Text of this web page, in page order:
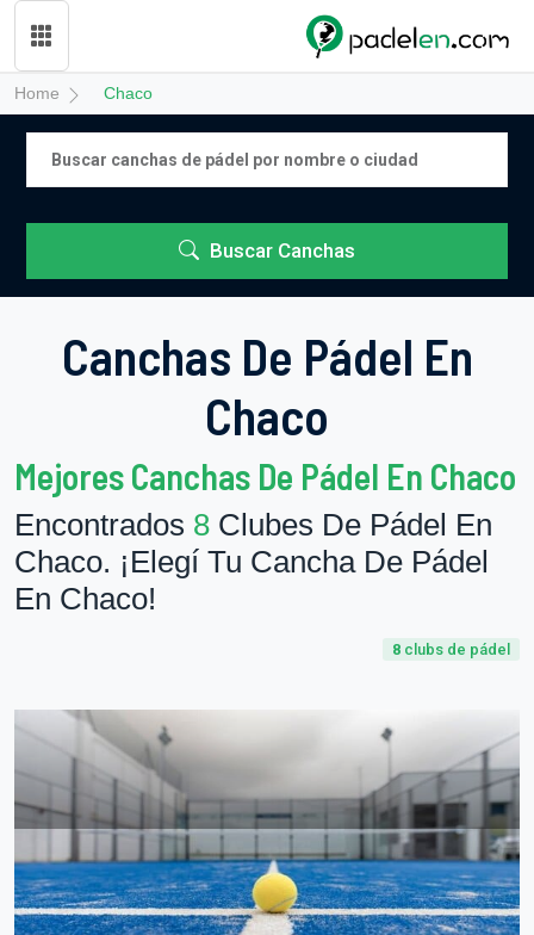
Home Chaco
Buscar Canchas
Canchas De Pádel En
Chaco
Mejores Canchas De Pádel En Chaco
Encontrados 8 Clubes De Pádel En
Chaco. ¡Elegí Tu Cancha De Pádel
En Chaco!
8 clubs de pádel